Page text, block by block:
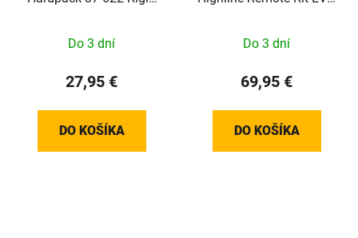
Do 3 dní
27,95 €
DO KOŠÍKA
Do 3 dní
69,95 €
DO KOŠÍKA